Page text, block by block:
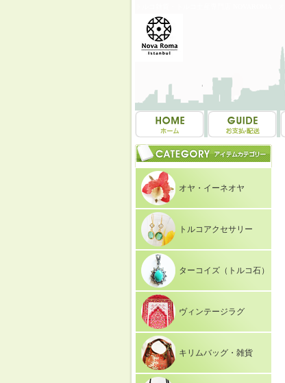
オヤ・イーネオヤ
トルコアクセサリー
ターコイズ（トルコ石）
ヴィンテージラグ
キリムバッグ・雑貨